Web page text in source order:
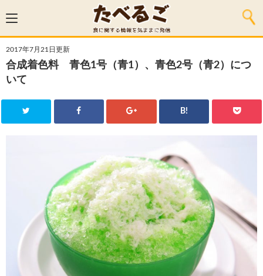
2017年7月21日更新
合成着色料 青色1号（青1）、青色2号（青2）につ
いて
B!